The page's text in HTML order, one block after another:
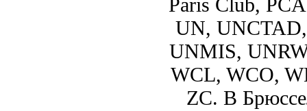
UN,
UNMIS,
WCL, WCO,
ZC. В